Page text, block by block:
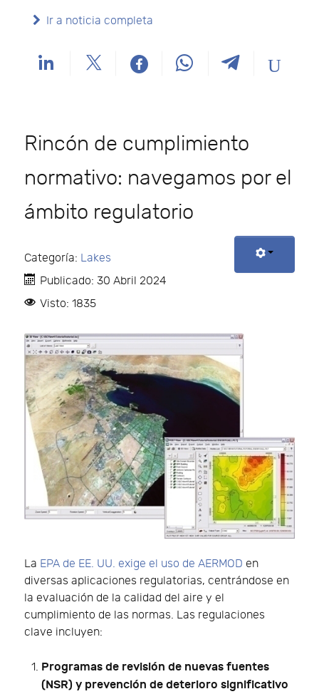
Ir a noticia completa
Rincón de cumplimiento
normativo: navegamos por el
ámbito regulatorio
Categoría: Lakes
Publicado: 30 Abril 2024
Visto: 1835
La EPA de EE. UU. exige el uso de AERMOD en
diversas aplicaciones regulatorias, centrándose en
la evaluación de la calidad del aire y el
cumplimiento de las normas. Las regulaciones
clave incluyen:
Programas de revisión de nuevas fuentes
(NSR) y prevención de deterioro significativo